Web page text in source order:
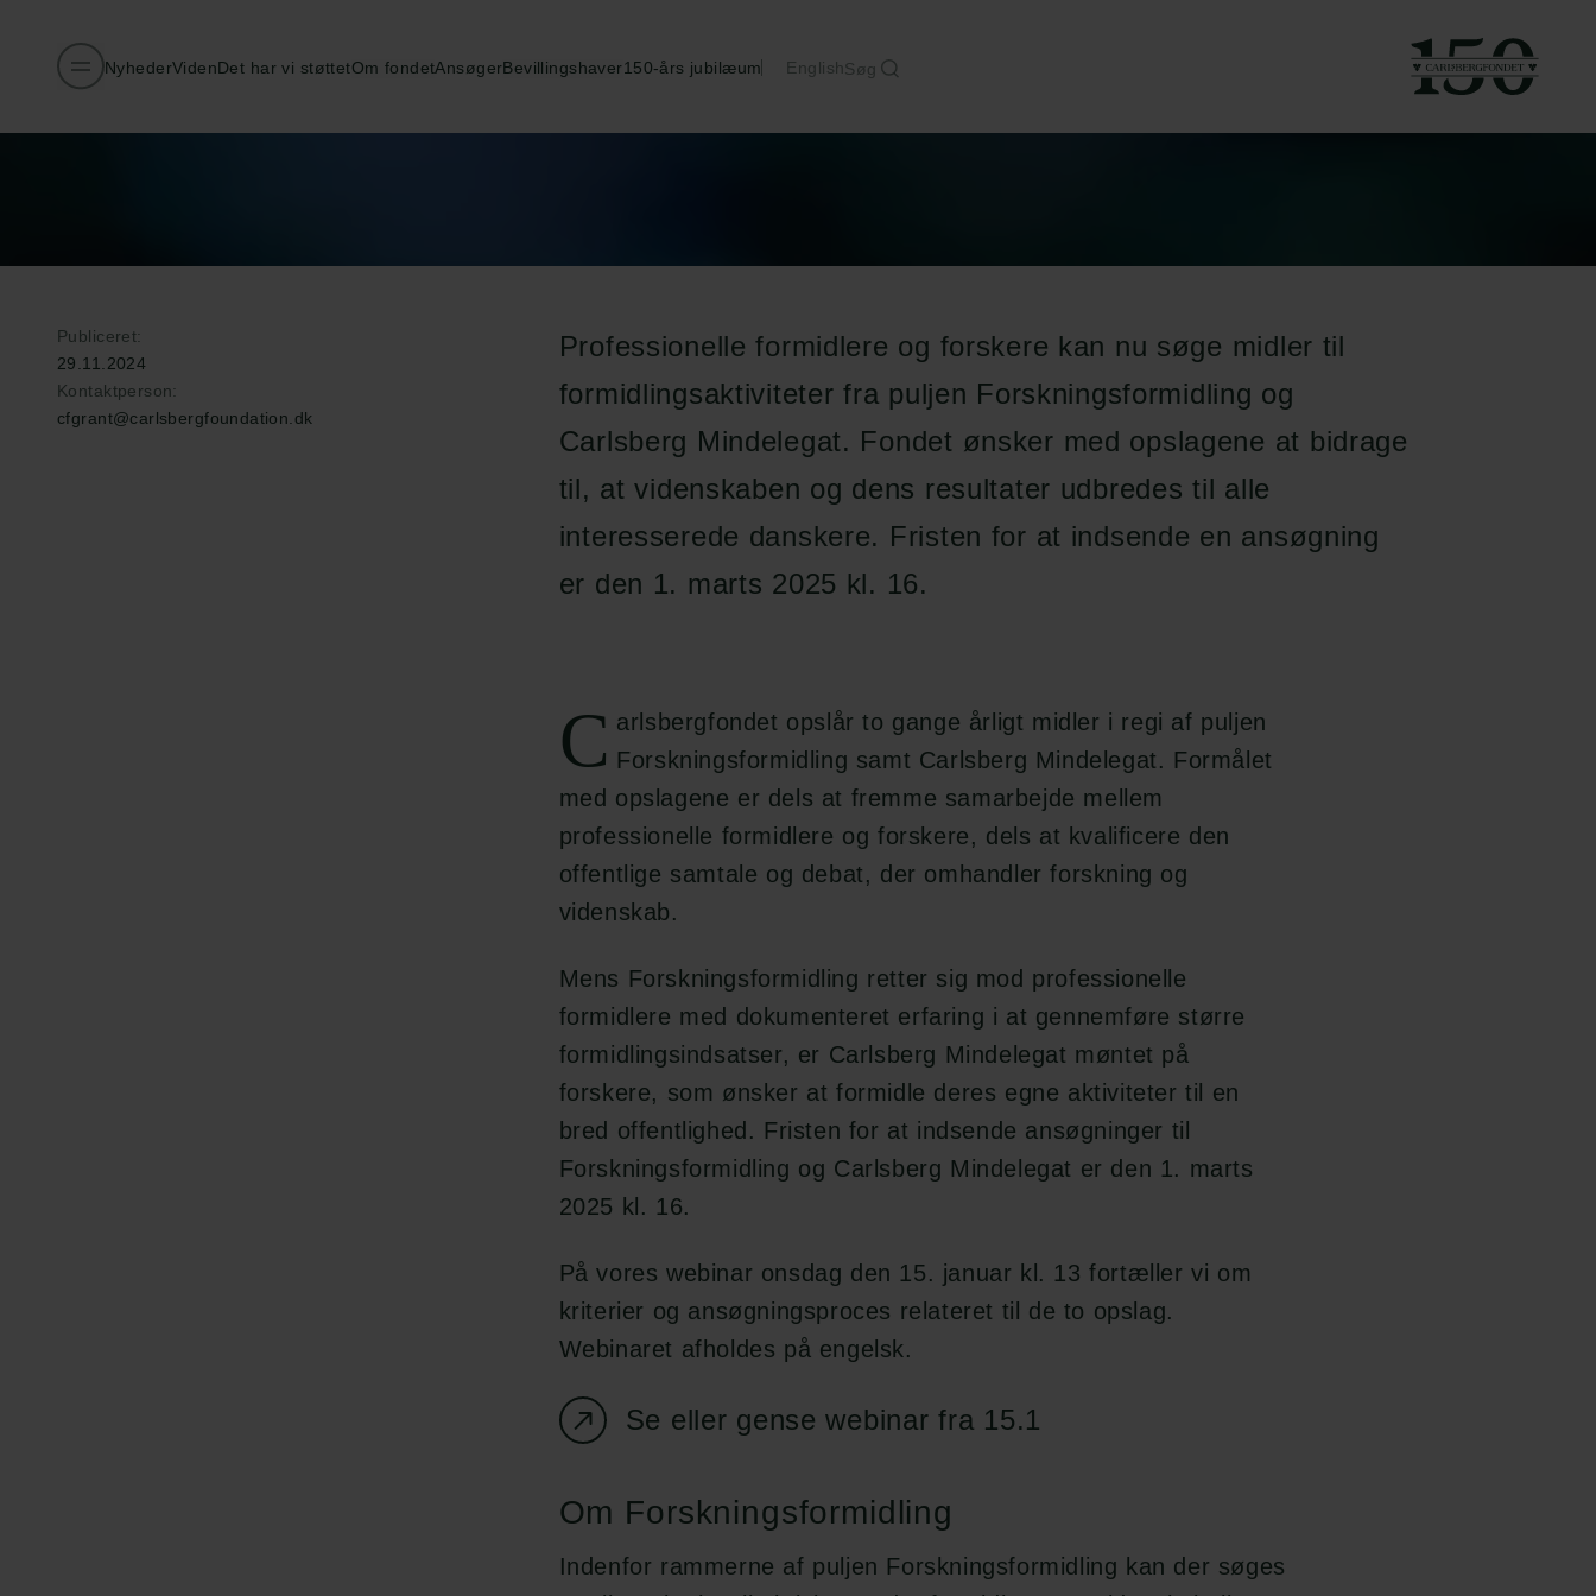
NyhederVidenDet har vi støttetOm fondetAnsøgerBevillingshaver150-års jubilæum EnglishSøg
Publiceret:
29.11.2024
Kontaktperson:
cfgrant@carlsbergfoundation.dk
Professionelle formidlere og forskere kan nu søge midler til
formidlingsaktiviteter fra puljen Forskningsformidling og
Carlsberg Mindelegat. Fondet ønsker med opslagene at bidrage
til, at videnskaben og dens resultater udbredes til alle
interesserede danskere. Fristen for at indsende en ansøgning
er den 1. marts 2025 kl. 16.
C arlsbergfondet opslår to gange årligt midler i regi af puljen
Forskningsformidling samt Carlsberg Mindelegat. Formålet
med opslagene er dels at fremme samarbejde mellem
professionelle formidlere og forskere, dels at kvalificere den
offentlige samtale og debat, der omhandler forskning og
videnskab.
Mens Forskningsformidling retter sig mod professionelle
formidlere med dokumenteret erfaring i at gennemføre større
formidlingsindsatser, er Carlsberg Mindelegat møntet på
forskere, som ønsker at formidle deres egne aktiviteter til en
bred offentlighed. Fristen for at indsende ansøgninger til
Forskningsformidling og Carlsberg Mindelegat er den 1. marts
2025 kl. 16.
På vores webinar onsdag den 15. januar kl. 13 fortæller vi om
kriterier og ansøgningsproces relateret til de to opslag.
Webinaret afholdes på engelsk.
Se eller gense webinar fra 15.1
Om Forskningsformidling
Indenfor rammerne af puljen Forskningsformidling kan der søges